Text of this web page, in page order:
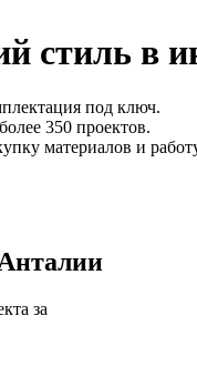
стиль в
под ключ.
350 проектов.
материалов и
за